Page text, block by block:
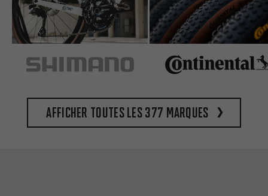
Afficher toutes les 377 marques